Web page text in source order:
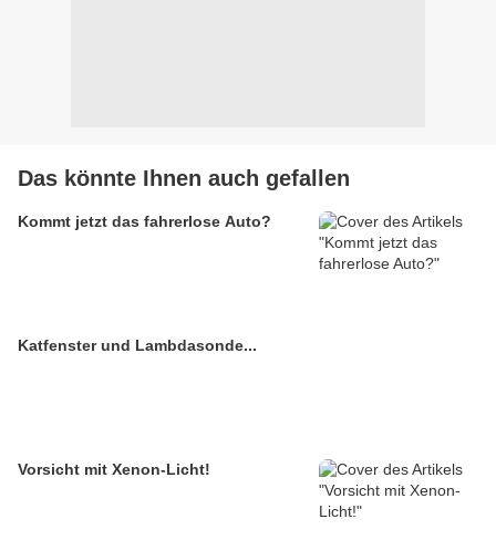
Das könnte Ihnen auch gefallen
Kommt jetzt das fahrerlose Auto?
Katfenster und Lambdasonde...
Vorsicht mit Xenon-Licht!